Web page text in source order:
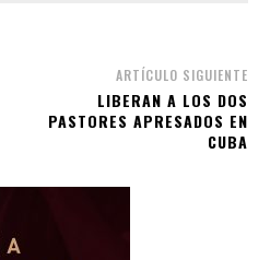
ARTÍCULO SIGUIENTE
LIBERAN A LOS DOS
PASTORES APRESADOS EN
CUBA